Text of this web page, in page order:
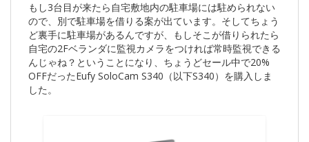
もし3台目が来たら自宅敷地内の駐車場には駐められない
ので、別で駐車場を借りる案が出ています。そしてちょう
ど裏手に駐車場があるんですが、もしそこが借りられたら
自宅の2Fベランダに監視カメラをつければ常時監視できる
んじゃね？ということになり、ちょうどセール中で20%
OFFだったEufy SoloCam S340（以下S340）を購入しま
した。